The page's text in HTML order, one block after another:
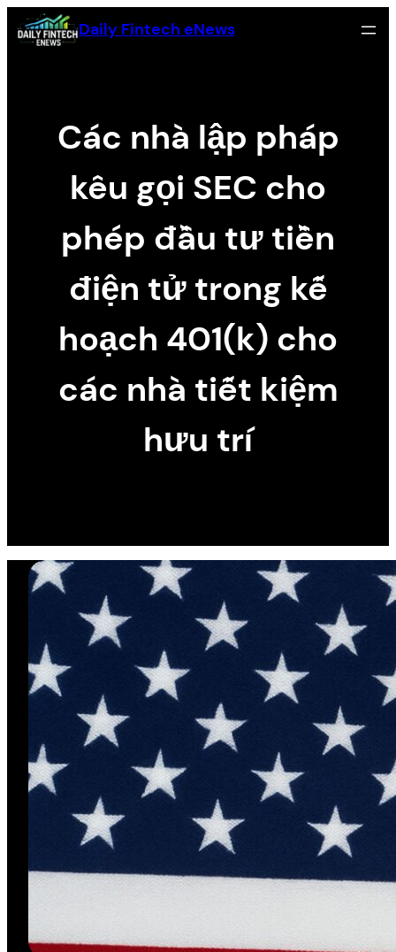
Skip
to
Daily Fintech eNews
Các nhà lập pháp
kêu gọi SEC cho
phép đầu tư tiền
điện tử trong kế
hoạch 401(k) cho
các nhà tiết kiệm
hưu trí